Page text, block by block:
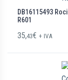
DB16115493
R601
35,43€ + IVA